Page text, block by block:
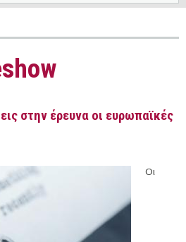
στην έρευνα οι ευρωπαϊκές
Οι